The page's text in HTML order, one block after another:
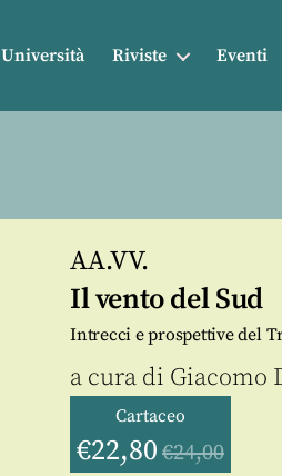
Università Riviste Eventi
AA.VV.
Il vento del Sud
Intrecci e prospettive del
a cura di Giacomo
Cartaceo
€22,80 €24,00